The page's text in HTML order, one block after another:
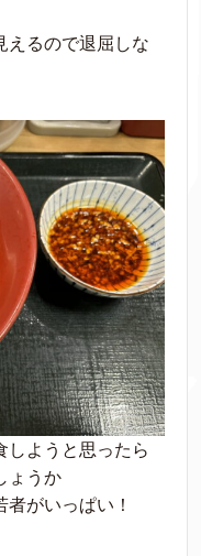
えるので退屈しな
しようと思ったら
ょうか
がいっぱい！